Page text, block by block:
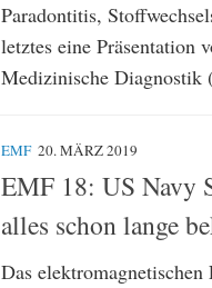
Paradontitis,
letztes eine Präsentation
Medizinische
EMF 20. MÄRZ 2019
EMF 18: US Navy
alles schon lange
Das